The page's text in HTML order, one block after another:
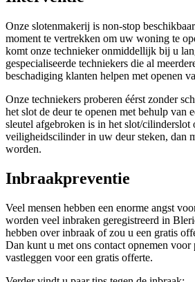
Onze slotenmakerij is non-stop
moment te vertrekken om uw woning te
komt onze technieker onmiddellijk bij u
gespecialiseerde techniekers die al
beschadiging klanten helpen met openen
Onze techniekers proberen éérst zonder
het slot de deur te openen met behulp van
sleutel afgebroken is in het slot/cilinderslot
veiligheidscilinder in uw deur steken, dan
worden.
Inbraakpreventie
Veel mensen hebben een enorme angst
worden veel inbraken geregistreerd in
hebben over inbraak of zou u een gratis
Dan kunt u met ons contact opnemen voor
vastleggen voor een gratis offerte.